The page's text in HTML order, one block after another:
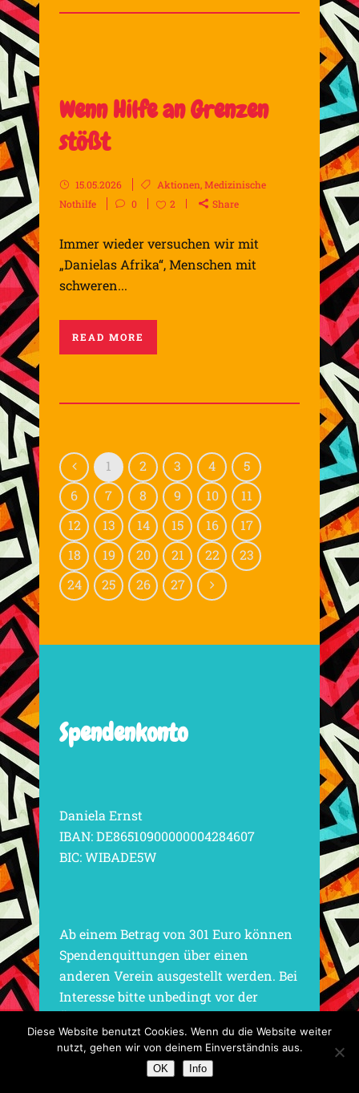
Wenn Hilfe an Grenzen
stößt
15.05.2026 Aktionen,Medizinische
Nothilfe
0 2 Share
Immer wieder versuchen wir mit
„Danielas Afrika“, Menschen mit
schweren...
READ MORE
1 2 3 4
5
6
7 8 9 10
11
12
13 14 15 16
17
18
19 20 21 22
23
24
25 26 27
Spendenkonto
Daniela Ernst
IBAN: DE86510900000004284607
BIC: WIBADE5W
Ab einem Betrag von 301 Euro können
Spendenquittungen über einen
anderen Verein ausgestellt werden. Bei
Interesse bitte unbedingt vor der
aufnehmen.
Diese Website benutzt Cookies. Wenn du die Website weiter
nutzt, gehen wir von deinem Einverständnis aus.
OK Info